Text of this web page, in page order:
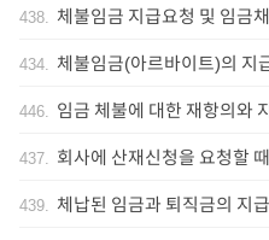
438. 체불임금 지급요청 및 임금
434. 체불임금(아르바이트)의 지
446. 임금 체불에 대한 재항의와
437. 회사에 산재신청을 요청할 때
439. 체납된 임금과 퇴직금의 지